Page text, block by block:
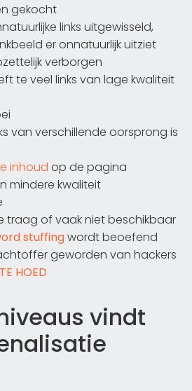
gekocht
links uitgewisseld,
er onnatuurlijk uitziet
verborgen
te veel links van lage kwaliteit
van verschillende oorsprong is
inhoud op de pagina
mindere kwaliteit
traag of vaak niet beschikbaar
stuffingwordt beoefend
geworden van hackers
HOED
vindt